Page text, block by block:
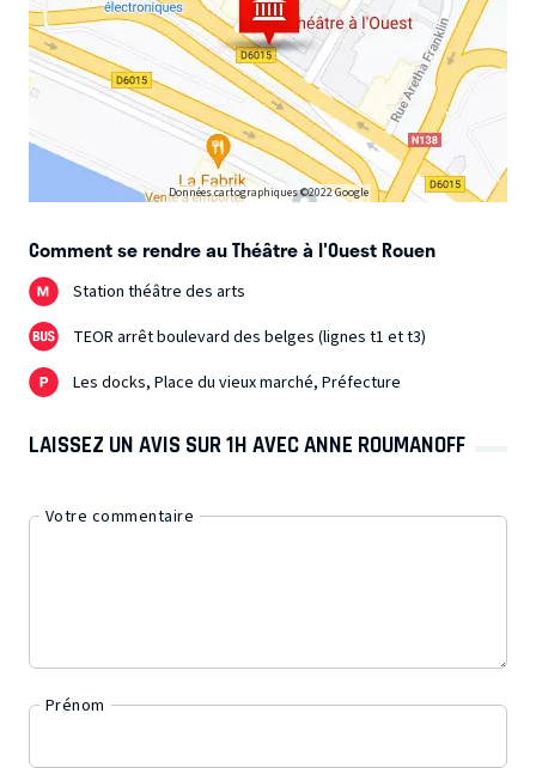
Données cartographiques ©2022 Google
Comment se rendre au Théâtre à l'Ouest Rouen
Station théâtre des arts
TEOR arrêt boulevard des belges (lignes t1 et t3)
Les docks, Place du vieux marché, Préfecture
LAISSEZ UN AVIS SUR 1H AVEC ANNE ROUMANOFF
Votre commentaire
Prénom